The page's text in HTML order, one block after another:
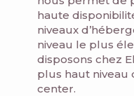
haute
niveaux
niveau le plus
disposons chez
plus haut niveau
center.